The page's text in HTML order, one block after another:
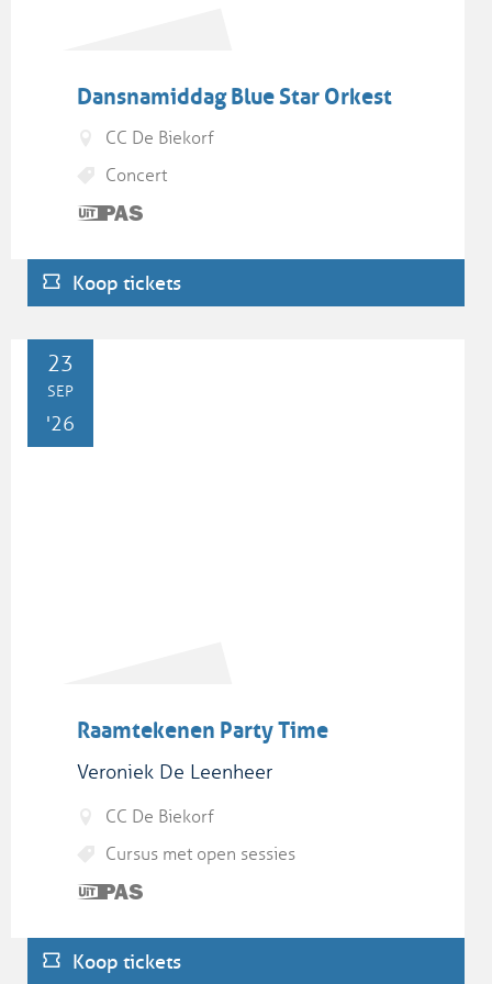
Dansnamiddag Blue Star Orkest
CC De Biekorf
Concert
Dit is
UiTPAS
activiteit.
Koop tickets
WO23
SEP
'26
Raamtekenen Party Time
Veroniek De Leenheer
CC De Biekorf
Cursus met open sessies
Dit is
UiTPAS
activiteit.
Koop tickets